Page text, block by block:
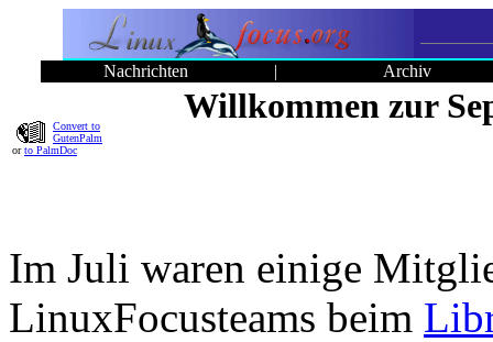
Nachrichten | Archiv
Convert to
GutenPalm
orto PalmDoc
Willkommen zur
Im Juli waren einige
LinuxFocusteams beim